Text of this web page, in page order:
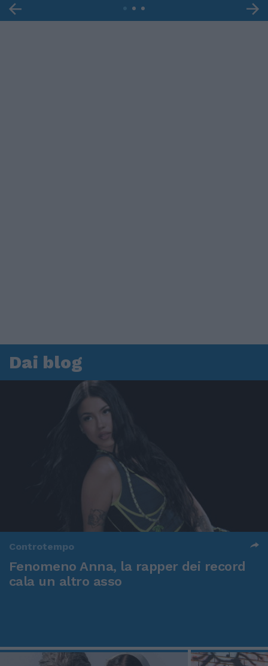
Dai blog
Controtempo
Fenomeno Anna, la rapper dei record
cala un altro asso